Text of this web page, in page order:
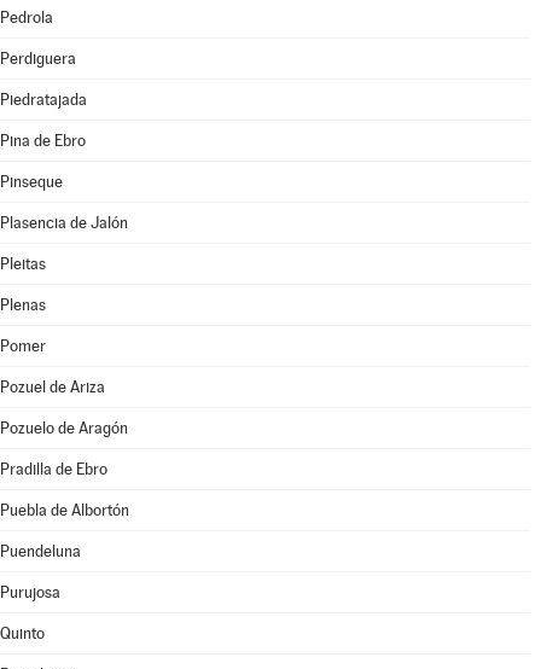
Pedrola
Perdiguera
Piedratajada
Pina de Ebro
Pinseque
Plasencia de Jalón
Pleitas
Plenas
Pomer
Pozuel de Ariza
Pozuelo de Aragón
Pradilla de Ebro
Puebla de Albortón
Puendeluna
Purujosa
Quinto